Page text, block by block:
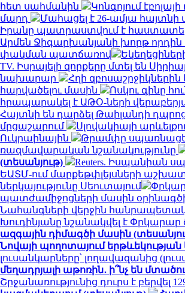
հետ սահմանին
Կոնգոյում
մարդ
Մահացել է 26-ամյա հայտնի
Իրանը պատրաստվում է
Արմեն Ջիգարխանյանի խորթ
փակման պատճառով
TV. Իսրայելի զորքերը մտել են
նախարար
Հղի զբոսաշրջիկներին
հարվածելու մասին
Ոսկու գինը
հրապարակել է ԱԹՕ-ների
Հայտնի են դարձել Թաիլանդի
մրցաշարում
Սլովակիայի
Ուկրաինային
Թրամփը սպառնացել
ռազմավարական նշանակությունը
(տեսանյութ)
Reuters. Իսպանիան
ԵԱՏՄ-ում մարքեթփլեյսների
ներկայությունը Սեուտայում
պատժամիջոցների մասին
Նահանգների վերջին
Խուդինյանը նշանակվել է
ազգային դիմագծի մասին
Նովայի պողոտայում
լուսանկարները՝ լողավազանից
մեղադրյալի աթոռին․ ի՞նչ են
Շրջանառությունից դուրս է բերվել